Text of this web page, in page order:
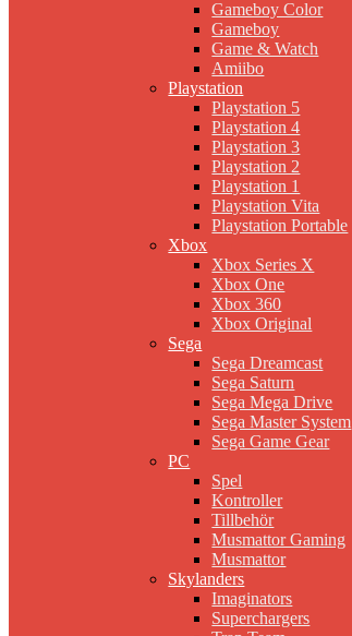
Gameboy Color
Gameboy
Game & Watch
Amiibo
Playstation
Playstation 5
Playstation 4
Playstation 3
Playstation 2
Playstation 1
Playstation Vita
Playstation Portable
Xbox
Xbox Series X
Xbox One
Xbox 360
Xbox Original
Sega
Sega Dreamcast
Sega Saturn
Sega Mega Drive
Sega Master System
Sega Game Gear
PC
Spel
Kontroller
Tillbehör
Musmattor Gaming
Musmattor
Skylanders
Imaginators
Superchargers